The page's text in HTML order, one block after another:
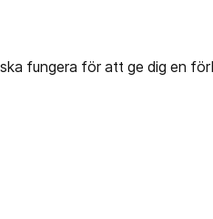
fungera för att ge dig en